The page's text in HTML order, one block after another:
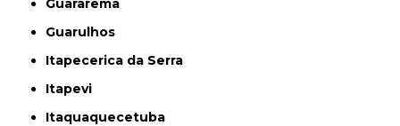
Guararema
Guarulhos
Itapecerica da Serra
Itapevi
Itaquaquecetuba